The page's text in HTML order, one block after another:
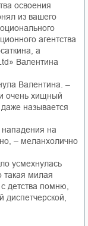
освоения
из вашего
агентства
а
Валентина
Валентина. –
очень хищный
называется
нападения на
– меланхолично
усмехнулась
такая милая
детства помню,